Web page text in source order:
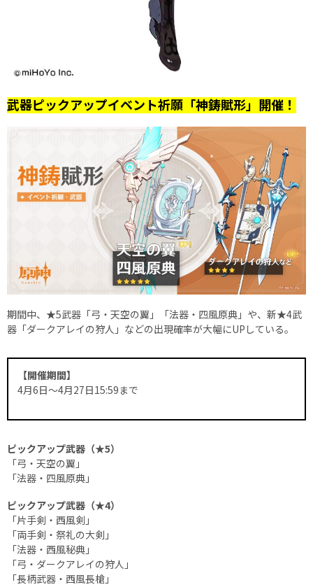
武器ピックアップイベント祈願「神鋳賦形」開催！
期間中、★5武器「弓・天空の翼」「法器・四風原典」や、新★4武
器「ダークアレイの狩人」などの出現確率が大幅にUPしている。
【開催期間】
4月6日〜4月27日15:59まで
ピックアップ武器（★5）
「弓・天空の翼」
「法器・四風原典」
ピックアップ武器（★4）
「片手剣・西風剣」
「両手剣・祭礼の大剣」
「法器・西風秘典」
「弓・ダークアレイの狩人」
「長柄武器・西風長槍」